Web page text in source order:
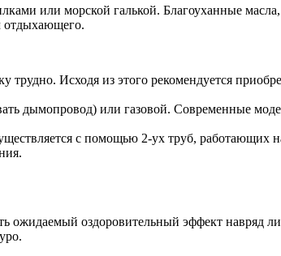
или морской галькой. Благоуханные
отдыхающего.
трудно. Исходя из этого рекомендуется
дымопровод) или газовой. Современные
с помощью 2-ух труб,
ожидаемый оздоровительный эффект навряд